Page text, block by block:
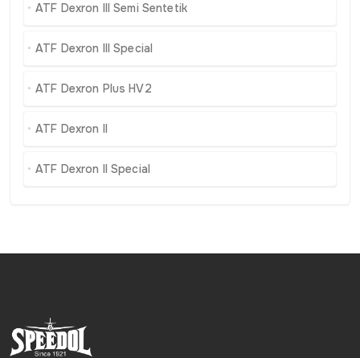
ATF Dexron III Semi Sentetik
ATF Dexron III Special
ATF Dexron Plus HV2
ATF Dexron II
ATF Dexron II Special